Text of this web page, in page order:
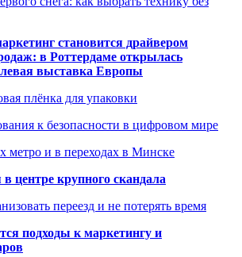
становится драйвером
в Роттердаме открылась
выставка Европы
плёнка для упаковки
к безопасности в цифровом мире
метро и в переходах в Минске
центре крупного скандала
переезд и не потерять время
подходы к маркетингу и